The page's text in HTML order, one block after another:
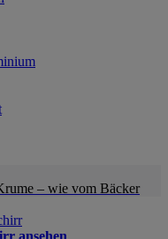
– wie vom Bäcker
ansehen